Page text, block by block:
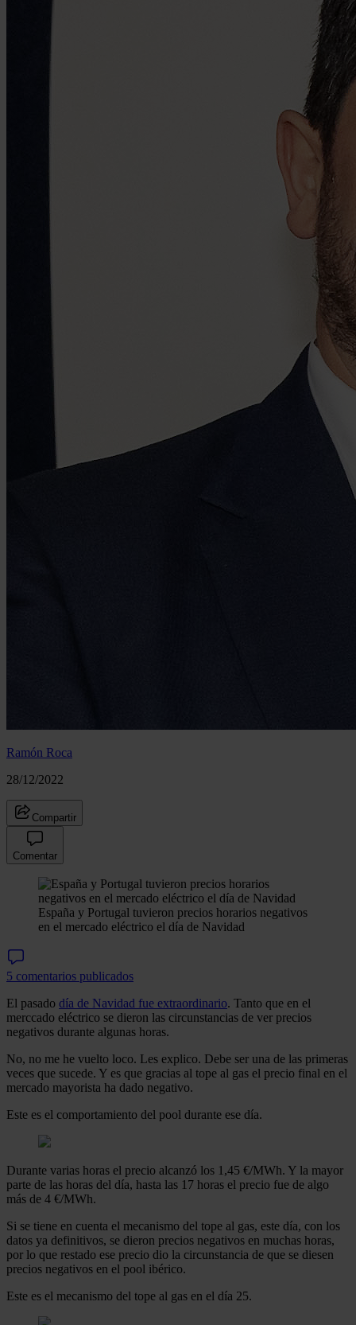
Ramón Roca
28/12/2022
Compartir
Comentar
España y Portugal tuvieron precios horarios negativos
en el mercado eléctrico el día de Navidad
5 comentarios publicados
El pasado día de Navidad fue extraordinario. Tanto que en el
merccado eléctrico se dieron las circunstancias de ver precios
negativos durante algunas horas.
No, no me he vuelto loco. Les explico. Debe ser una de las primeras
veces que sucede. Y es que gracias al tope al gas el precio final en el
mercado mayorista ha dado negativo.
Este es el comportamiento del pool durante ese día.
Durante varias horas el precio alcanzó los 1,45 €/MWh. Y la mayor
parte de las horas del día, hasta las 17 horas el precio fue de algo
más de 4 €/MWh.
Si se tiene en cuenta el mecanismo del tope al gas, este día, con los
datos ya definitivos, se dieron precios negativos en muchas horas,
por lo que restado ese precio dio la circunstancia de que se diesen
precios negativos en el pool ibérico.
Este es el mecanismo del tope al gas en el día 25.